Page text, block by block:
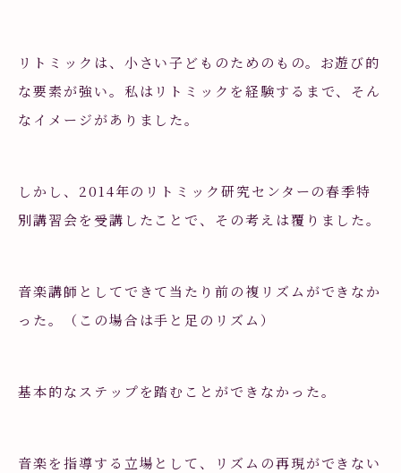
リトミックは、小さい子どものためのもの。お遊び的
な要素が強い。私はリトミックを経験するまで、そん
なイメージがありました。
しかし、2014年のリトミック研究センターの春季特
別講習会を受講したことで、その考えは覆りました。
音楽講師としてできて当たり前の複リズムができなか
った。（この場合は手と足のリズム）
基本的なステップを踏むことができなかった。
音楽を指導する立場として、リズムの再現ができない